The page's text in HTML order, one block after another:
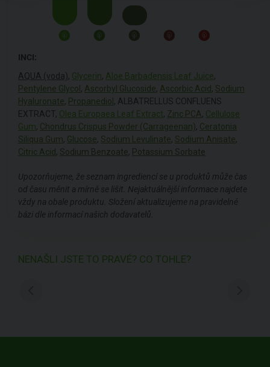
INCI:
AQUA (voda), Glycerin, Aloe Barbadensis Leaf Juice,
Pentylene Glycol , Ascorbyl Glucoside, Ascorbic Acid, Sodium
Hyaluronate, Propanediol , ALBATRELLUS CONFLUENS
EXTRACT, Olea Europaea Leaf Extract, Zinc PCA, Cellulose
Gum, Chondrus Crispus Powder (Carrageenan), Ceratonia
Siliqua Gum, Glucose, Sodium Levulinate, Sodium Anisate,
Citric Acid, Sodium Benzoate, Potassium Sorbate
Upozorňujeme, že seznam ingrediencí se u produktů může čas
od času měnit a mírně se lišit. Nejaktuálnější informace najdete
vždy na obale produktu. Složení aktualizujeme na pravidelné
bázi dle informací našich dodavatelů.
NENAŠLI JSTE TO PRAVÉ? CO TOHLE?